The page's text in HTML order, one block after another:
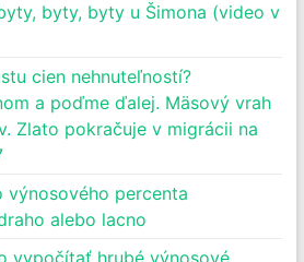
byty, byty u Šimona (video v
cien nehnuteľností?
a poďme ďalej. Mäsový vrah
Zlato pokračuje v migrácii na
percenta
alebo lacno